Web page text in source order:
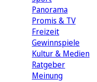
Panorama
Promis & TV
Freizeit
Gewinnspiele
Kultur & Medien
Ratgeber
Meinung